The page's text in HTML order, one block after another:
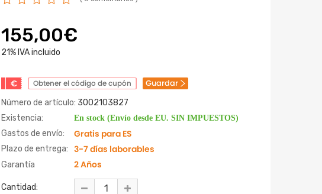
155,00€
21% IVA incluido
€ Obtener el código de cupón Guardar
Número de artículo: 3002103827
Existencia:
En stock (Envío desde EU. SIN IMPUESTOS)
Gastos de envío: Gratis para ES
Plazo de entrega: 3-7 días laborables
Garantía 2 Años
Cantidad: